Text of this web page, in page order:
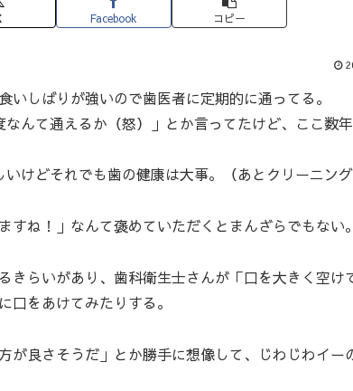
Facebook コピー
しばりが強いので歯医者に定期的に通ってる。
んて通えるか（怒）」とか言ってたけど、ここ数
けどそれでも歯の健康は大事。（あとクリーニング
すね！」なんて褒めていただくとまんざらでもない。
きらいがあり、歯科衛生士さんが「口を大きく空け
口をあけてみたりする。
が良さそうだ」とか勝手に想像して、じわじわイー